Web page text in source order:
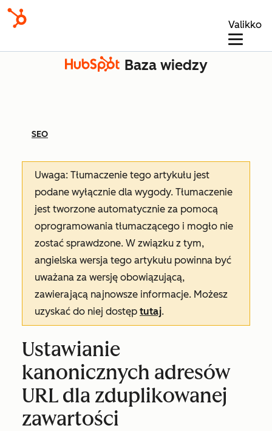
Valikko
Baza wiedzy
SEO
Uwaga: Tłumaczenie tego artykułu jest
podane wyłącznie dla wygody. Tłumaczenie
jest tworzone automatycznie za pomocą
oprogramowania tłumaczącego i mogło nie
zostać sprawdzone. W związku z tym,
angielska wersja tego artykułu powinna być
uważana za wersję obowiązującą,
zawierającą najnowsze informacje. Możesz
uzyskać do niej dostęp tutaj.
Ustawianie
kanonicznych adresów
URL dla zduplikowanej
zawartości